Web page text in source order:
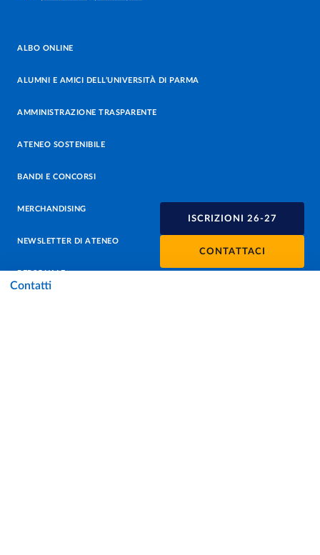
ISCRIZIONI 26-27
CONTATTACI
Contatti
ALBO ONLINE
ALUMNI E AMICI DELL’UNIVERSITÀ DI PARMA
AMMINISTRAZIONE TRASPARENTE
ATENEO SOSTENIBILE
BANDI E CONCORSI
MERCHANDISING
NEWSLETTER DI ATENEO
PERSONALE